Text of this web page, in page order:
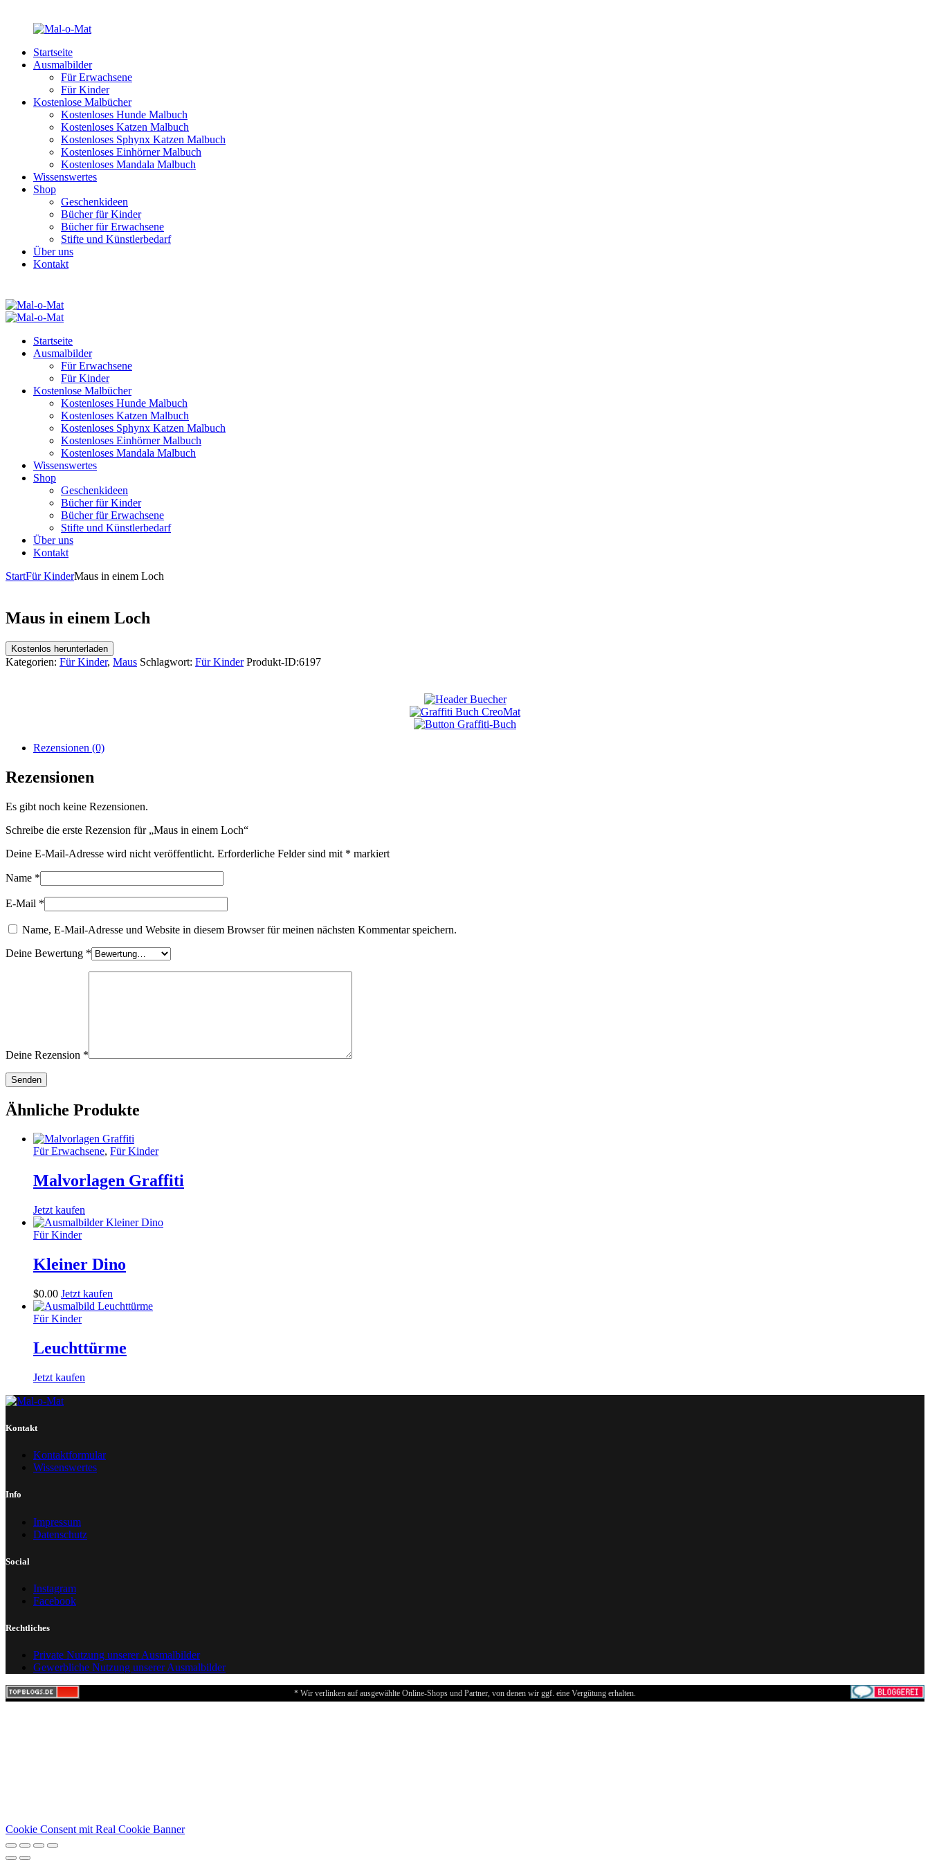
Startseite
Ausmalbilder
Für Erwachsene
Für Kinder
Kostenlose Malbücher
Kostenloses Hunde Malbuch
Kostenloses Katzen Malbuch
Kostenloses Sphynx Katzen Malbuch
Kostenloses Einhörner Malbuch
Kostenloses Mandala Malbuch
Wissenswertes
Shop
Geschenkideen
Bücher für Kinder
Bücher für Erwachsene
Stifte und Künstlerbedarf
Über uns
Kontakt
Startseite
Ausmalbilder
Für Erwachsene
Für Kinder
Kostenlose Malbücher
Kostenloses Hunde Malbuch
Kostenloses Katzen Malbuch
Kostenloses Sphynx Katzen Malbuch
Kostenloses Einhörner Malbuch
Kostenloses Mandala Malbuch
Wissenswertes
Shop
Geschenkideen
Bücher für Kinder
Bücher für Erwachsene
Stifte und Künstlerbedarf
Über uns
Kontakt
StartFür KinderMaus in einem Loch
Maus in einem Loch
Kostenlos herunterladen
Kategorien: Für Kinder, Maus Schlagwort: Für Kinder Produkt-ID:6197
Rezensionen (0)
Rezensionen
Es gibt noch keine Rezensionen.
Schreibe die erste Rezension für „Maus in einem Loch“
Deine E-Mail-Adresse wird nicht veröffentlicht. Erforderliche Felder sind mit * markiert
Name *
E-Mail *
Name, E-Mail-Adresse und Website in diesem Browser für meinen nächsten Kommentar speichern.
Deine Bewertung *
Deine Rezension *
Ähnliche Produkte
Für Erwachsene, Für Kinder
Malvorlagen Graffiti
Jetzt kaufen
Für Kinder
Kleiner Dino
$0.00 Jetzt kaufen
Für Kinder
Leuchttürme
Jetzt kaufen
Kontakt
Kontaktformular
Wissenswertes
Info
Impressum
Datenschutz
Social
Instagram
Facebook
Rechtliches
Private Nutzung unserer Ausmalbilder
Gewerbliche Nutzung unserer Ausmalbilder
* Wir verlinken auf ausgewählte Online-Shops und Partner, von denen wir ggf. eine Vergütung erhalten.
Cookie Consent mit Real Cookie Banner